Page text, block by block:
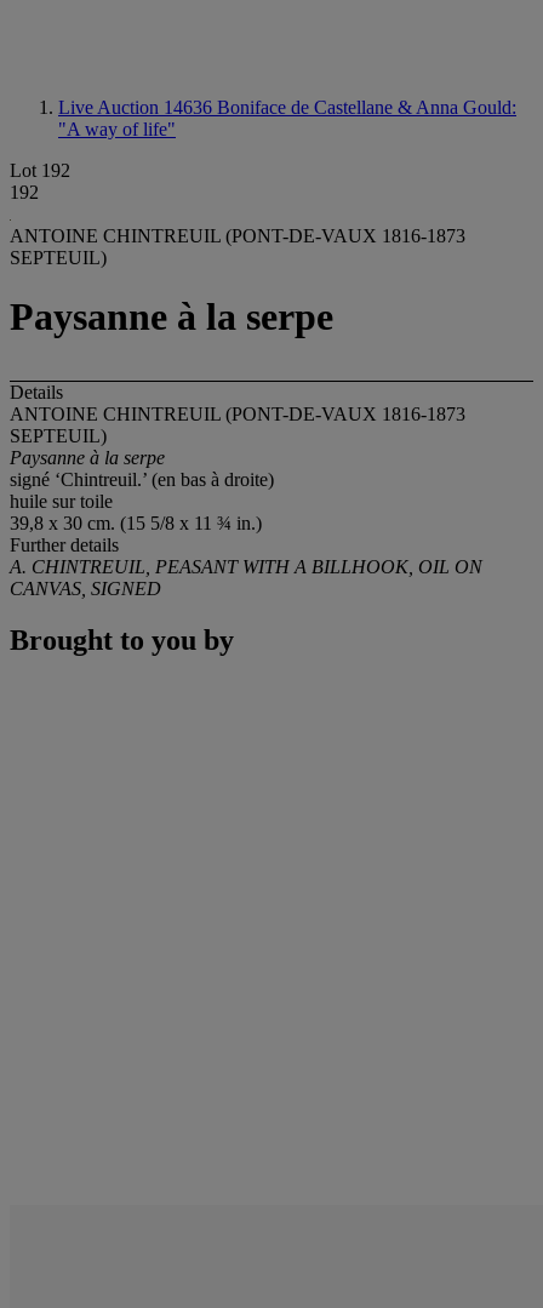
Live Auction 14636 Boniface de Castellane & Anna Gould:
"A way of life"
Lot 192
192
ANTOINE CHINTREUIL (PONT-DE-VAUX 1816-1873
SEPTEUIL)
Paysanne à la serpe
Details
ANTOINE CHINTREUIL (PONT-DE-VAUX 1816-1873
SEPTEUIL)
Paysanne à la serpe
signé ‘Chintreuil.’ (en bas à droite)
huile sur toile
39,8 x 30 cm. (15 5/8 x 11 ¾ in.)
Further details
A. CHINTREUIL, PEASANT WITH A BILLHOOK, OIL ON
CANVAS, SIGNED
Brought to you by